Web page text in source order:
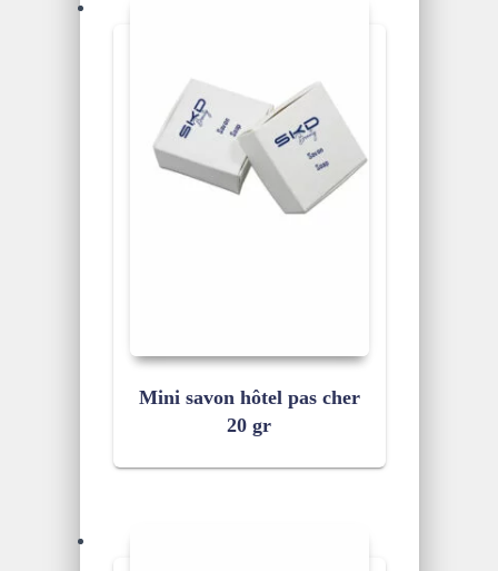
Mini savon hôtel pas cher
20 gr